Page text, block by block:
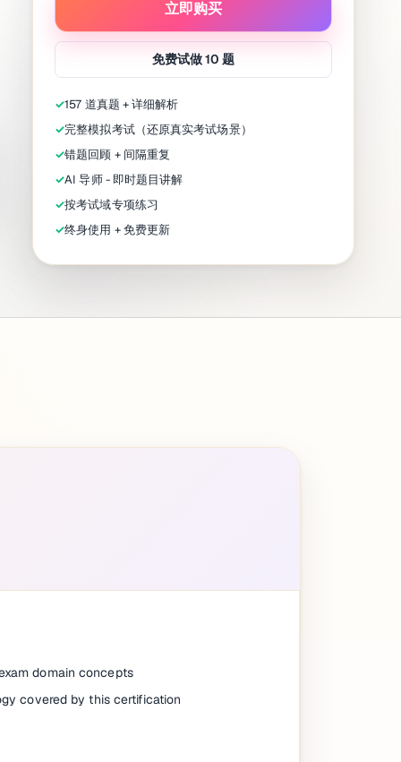
立即购买
免费试做 10 题
✓157 道真题 + 详细解析
✓完整模拟考试（还原真实考试场景）
✓错题回顾 + 间隔重复
✓AI 导师 - 即时题目讲解
✓按考试域专项练习
✓终身使用 + 免费更新
domain concepts
covered by this certification